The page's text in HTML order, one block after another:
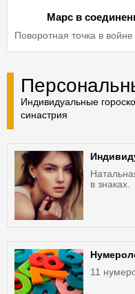
Марс в
Поворотная точка в войне
Индивидуальные
синастрия
в знаках.
11